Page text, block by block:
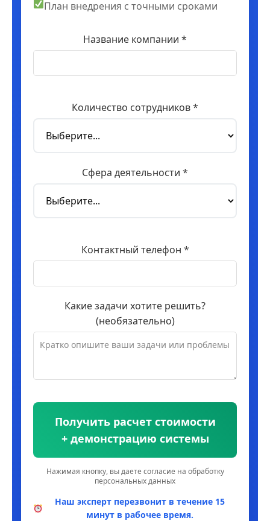
План внедрения с точными сроками
Название компании *
Количество сотрудников *
Сфера деятельности *
Контактный телефон *
Какие задачи хотите решить?
(необязательно)
Получить расчет стоимости
+ демонстрацию системы
Нажимая кнопку, вы даете согласие на обработку
персональных данных
Наш эксперт перезвонит в течение 15
минут в рабочее время.